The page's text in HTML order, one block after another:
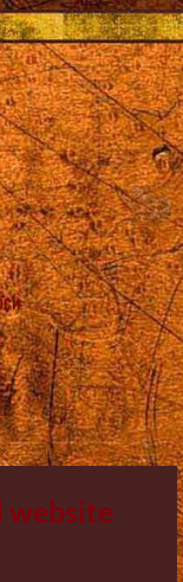
website